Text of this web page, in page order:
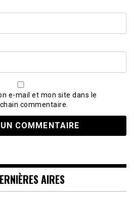
e-mail et mon site dans le
commentaire.
AIRES